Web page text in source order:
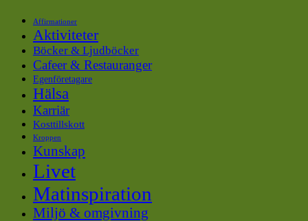
Affirmationer
Aktiviteter
Böcker & Ljudböcker
Cafeer & Restauranger
Egenföretagare
Hälsa
Karriär
Kosttillskott
Kroppen
Kunskap
Livet
Matinspiration
Miljö & omgivning